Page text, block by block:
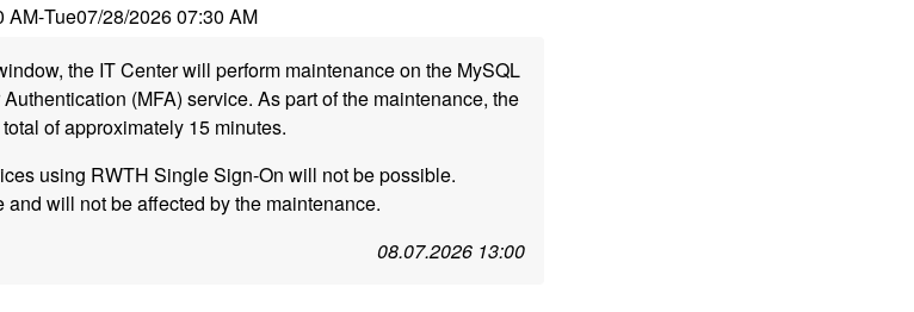
AM-Tue07/28/2026 07:30 AM
the IT Center will perform maintenance on the MySQL
(MFA) service. As part of the maintenance, the
of approximately 15 minutes.
using RWTH Single Sign-On will not be possible.
will not be affected by the maintenance.
08.07.2026 13:00